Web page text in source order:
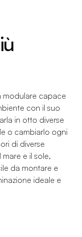
modulare capace
con il suo
in otto diverse
o cambiarlo ogni
di diverse
e il sole,
da montare e
ideale e